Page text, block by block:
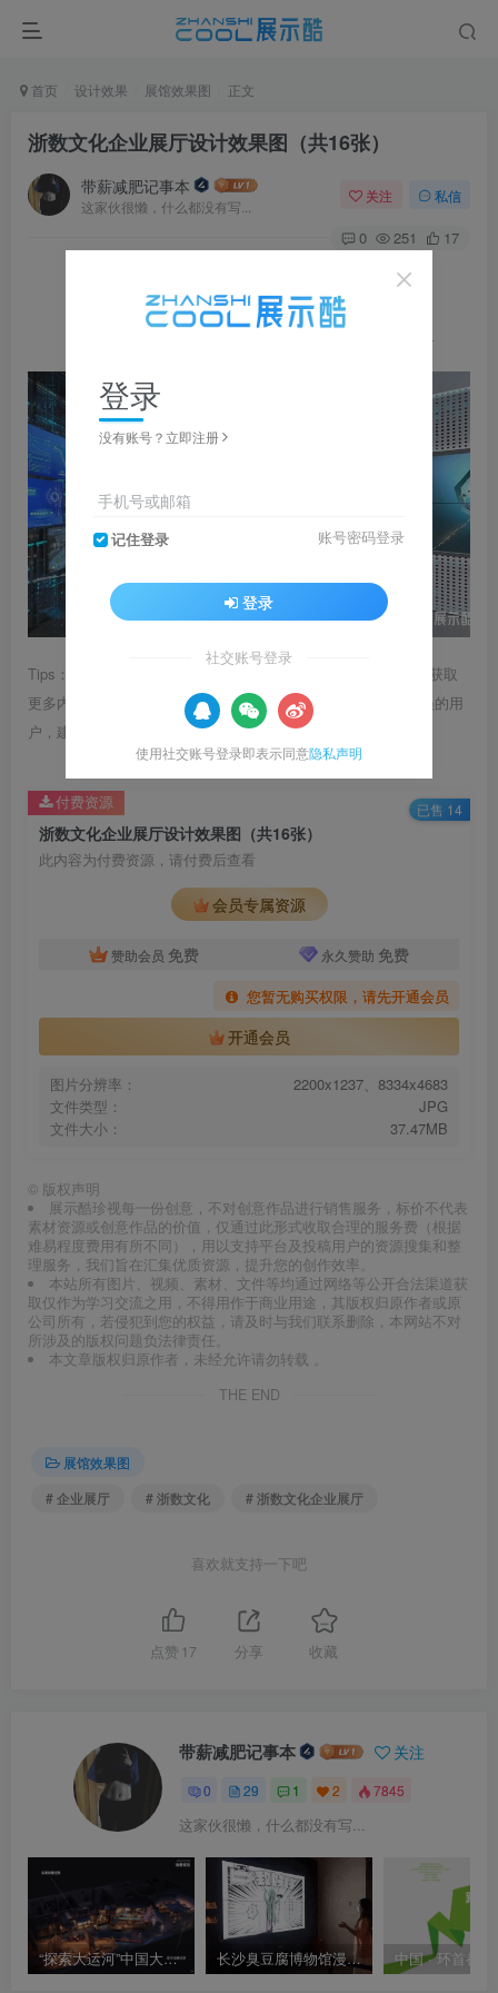
首页 设计效果 展馆效果图 正文
浙数文化企业展厅设计效果图（共16张）
带薪减肥记事本
这家伙很懒，什么都没有写...
关注 私信
0 251 17
放大，左右滑动浏览，更多资料在下载区获取
Tips：1.内容图片或视频可能会有压缩，若文章提供下载服务，获取
更多内容（无展示酷水印）可在下方下载； 2.没有百度网盘会员的用
户，建议用123云盘可获得更快的下载速度。
浙数文化企业展厅设计效果图（共16张）
此内容为付费资源，请付费后查看
会员专属资源
赞助会员 免费 永久赞助 免费
您暂无购买权限，请先开通会员
开通会员
图片分辨率：
2200x1237、8334x4683
文件类型：
JPG
文件大小：
37.47MB
付费资源 已售 14
© 版权声明
展示酷珍视每一份创意，不对创意作品进行销售服务，标价不代表
素材资源或创意作品的价值，仅通过此形式收取合理的服务费（根据
难易程度费用有所不同），用以支持平台及投稿用户的资源搜集和整
理服务，我们旨在汇集优质资源，提升您的创作效率。
本站所有图片、视频、素材、文件等均通过网络等公开合法渠道获
取仅作为学习交流之用，不得用作于商业用途，其版权归原作者或原
公司所有，若侵犯到您的权益，请及时与我们联系删除，本网站不对
所涉及的版权问题负法律责任。
本文章版权归原作者，未经允许请勿转载 。
THE END
展馆效果图
# 企业展厅
# 浙数文化 # 浙数文化企业展厅
喜欢就支持一下吧
点赞 17 分享 收藏
带薪减肥记事本 关注
0 29 1 2 7845
这家伙很懒，什么都没有写...
“探索大运河”中国大运河博物馆展览布展方案 长沙臭豆腐博物馆漫画合影互动 按动作拍照合影生产故事性漫画
登录
没有账号？立即注册
手机号或邮箱
记住登录 账号密码登录
登录
社交账号登录
使用社交账号登录即表示同意隐私声明